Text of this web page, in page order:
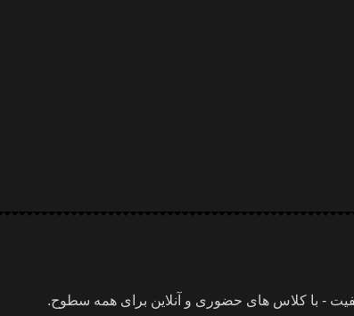
- با کلاس های حضوری و آنلاین برای همه سطوح.